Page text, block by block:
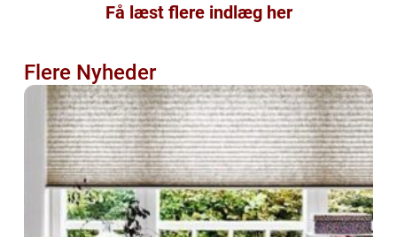
Få læst flere indlæg her
Flere Nyheder